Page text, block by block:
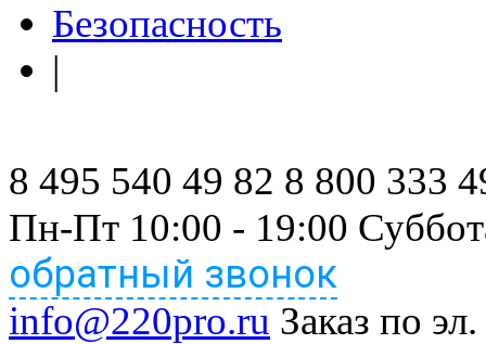
Безопасность
|
8 495 540 49 82 8 800 333
Пн-Пт 10:00 - 19:00
обратный звонок
info@220pro.ru Заказ по